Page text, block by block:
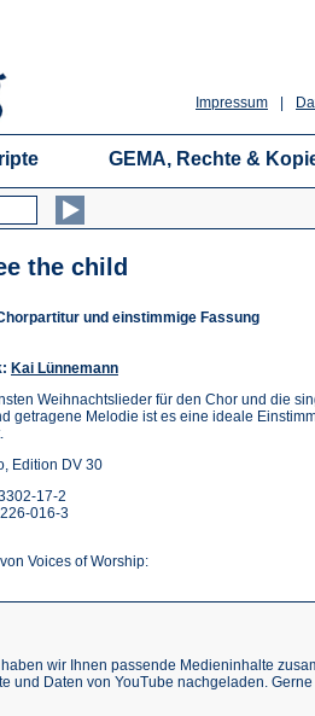
Impressum
GEMA, Rechte &
the child
und einstimmige Fassung
Kai Lünnemann
Weihnachtslieder für den Chor und die
getragene Melodie ist es eine ideale
Edition DV 30
17-2
016-3
Voices of Worship:
wir Ihnen passende Medieninhalte
und Daten von YouTube nachgeladen.